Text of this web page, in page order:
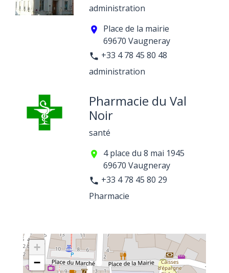
administration
location_on
Place de la mairie
69670 Vaugneray
phone +33 4 78 45 80 48
administration
Pharmacie du Val
Noir
santé
location_on
4 place du 8 mai 1945
69670 Vaugneray
phone +33 4 78 45 80 29
Pharmacie
+
−